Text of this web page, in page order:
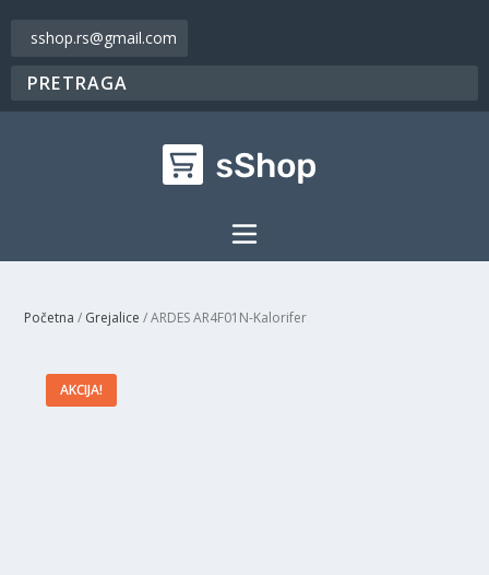
sshop.rs@gmail.com
Početna / Grejalice / ARDES AR4F01N-Kalorifer
AKCIJA!